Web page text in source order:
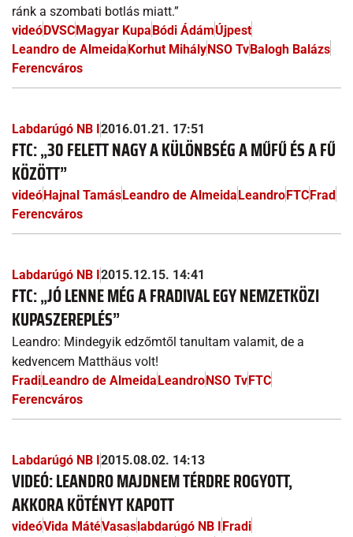
ránk a szombati botlás miatt.”
videóDVSCMagyar KupaBódi ÁdámÚjpest
Leandro de AlmeidaKorhut MihályNSO TvBalogh Balázs
Ferencváros
Labdarúgó NB I2016.01.21. 17:51
FTC: „30 FELETT NAGY A KÜLÖNBSÉG A MŰFŰ ÉS A FŰ
KÖZÖTT”
videóHajnal TamásLeandro de AlmeidaLeandroFTCFrad
Ferencváros
Labdarúgó NB I2015.12.15. 14:41
FTC: „JÓ LENNE MÉG A FRADIVAL EGY NEMZETKÖZI
KUPASZEREPLÉS”
Leandro: Mindegyik edzőmtől tanultam valamit, de a
kedvencem Matthäus volt!
FradiLeandro de AlmeidaLeandroNSO TvFTC
Ferencváros
Labdarúgó NB I2015.08.02. 14:13
VIDEÓ: LEANDRO MAJDNEM TÉRDRE ROGYOTT,
AKKORA KÖTÉNYT KAPOTT
videóVida MátéVasaslabdarúgó NB IFradi